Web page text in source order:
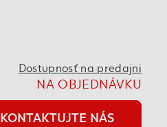
Dostupnosť na predajni
NA OBJEDNÁVKU
KONTAKTUJTE NÁS